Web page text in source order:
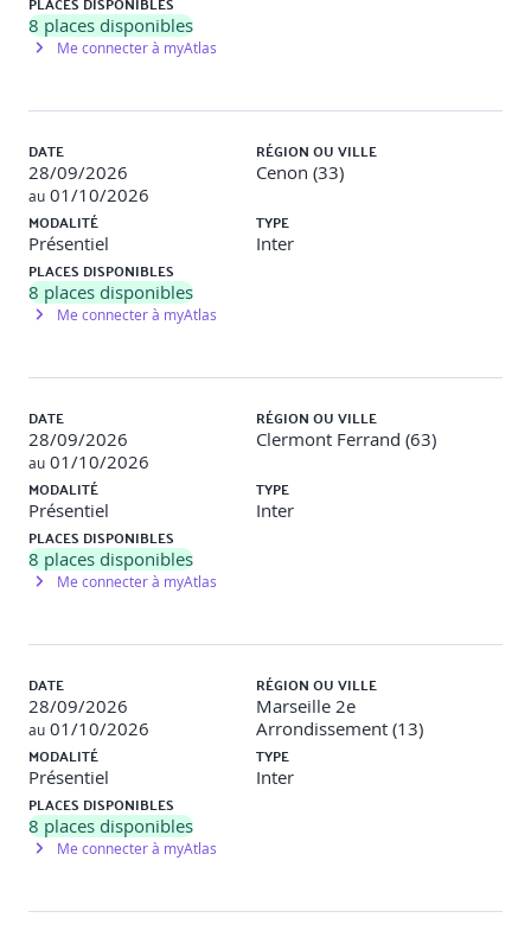
des clés.
Étude de cas et simulation de gestion des clés.
Après-midi : Appliquer les méthodes de chiffrement
et garantir l’intégrité des données
Module 6 : Sécurité des Données : Chiffrement et
Intégrité (3h30)
Techniques de chiffrement avancées et leur mise en
œuvre.
données.
Atelier de chiffrement et de validation des transactions
blockchain.
Jour 4
Matin :Intégrer et appliquer les compétences en
Module 7 : Application Pratique et Projet Final
Développement de smart contracts utilisant des
techniques cryptographiques sécurisées.
Atelier de codage en Solidity ou autres langages
pertinents.
Présentation et critique des projets développés par les
8 places disponibles
Me connecter à myAtlas
DATE
28/09/2026
au 01/10/2026
RÉGION OU VILLE
Cenon (33)
MODALITÉ
Présentiel
TYPE
Inter
PLACES DISPONIBLES
8 places disponibles
Me connecter à myAtlas
DATE
28/09/2026
au 01/10/2026
RÉGION OU VILLE
Clermont Ferrand (63)
MODALITÉ
Présentiel
TYPE
Inter
PLACES DISPONIBLES
8 places disponibles
Me connecter à myAtlas
DATE
28/09/2026
au 01/10/2026
RÉGION OU VILLE
Marseille 2e
Arrondissement (13)
MODALITÉ
Présentiel
TYPE
Inter
PLACES DISPONIBLES
8 places disponibles
Me connecter à myAtlas